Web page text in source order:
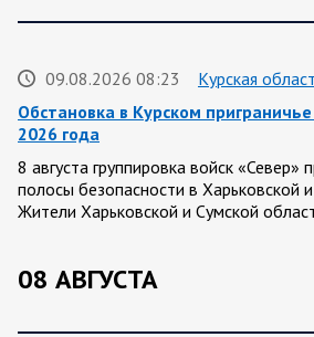
09.08.2026 08:23
Курская
Обстановка в Курском
2026 года
8 августа группировка войск
полосы безопасности в Харьковской
Жители Харьковской и Сумской
08 АВГУСТА